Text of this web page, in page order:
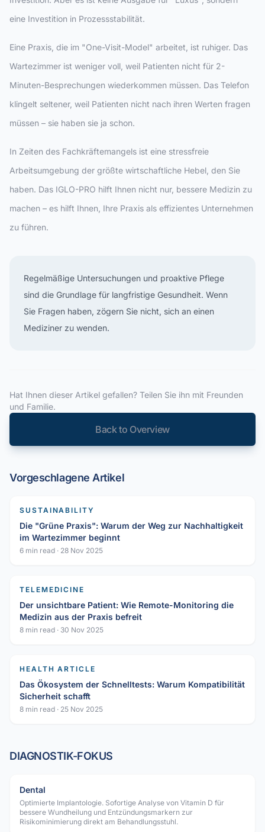
eine Investition in Prozessstabilität.
Eine Praxis, die im "One-Visit-Model" arbeitet, ist ruhiger. Das
Wartezimmer ist weniger voll, weil Patienten nicht für 2-
Minuten-Besprechungen wiederkommen müssen. Das Telefon
klingelt seltener, weil Patienten nicht nach ihren Werten fragen
müssen – sie haben sie ja schon.
In Zeiten des Fachkräftemangels ist eine stressfreie
Arbeitsumgebung der größte wirtschaftliche Hebel, den Sie
haben. Das IGLO-PRO hilft Ihnen nicht nur, bessere Medizin zu
machen – es hilft Ihnen, Ihre Praxis als effizientes Unternehmen
zu führen.
Regelmäßige Untersuchungen und proaktive Pflege
sind die Grundlage für langfristige Gesundheit. Wenn
Sie Fragen haben, zögern Sie nicht, sich an einen
Mediziner zu wenden.
Hat Ihnen dieser Artikel gefallen? Teilen Sie ihn mit Freunden
und Familie.
Back to Overview
Vorgeschlagene Artikel
SUSTAINABILITY
Die "Grüne Praxis": Warum der Weg zur Nachhaltigkeit
im Wartezimmer beginnt
6 min read · 28 Nov 2025
TELEMEDICINE
Der unsichtbare Patient: Wie Remote-Monitoring die
Medizin aus der Praxis befreit
8 min read · 30 Nov 2025
HEALTH ARTICLE
Das Ökosystem der Schnelltests: Warum Kompatibilität
Sicherheit schafft
8 min read · 25 Nov 2025
DIAGNOSTIK-FOKUS
Dental
Optimierte Implantologie. Sofortige Analyse von Vitamin D für
bessere Wundheilung und Entzündungsmarkern zur
Risikominimierung direkt am Behandlungsstuhl.